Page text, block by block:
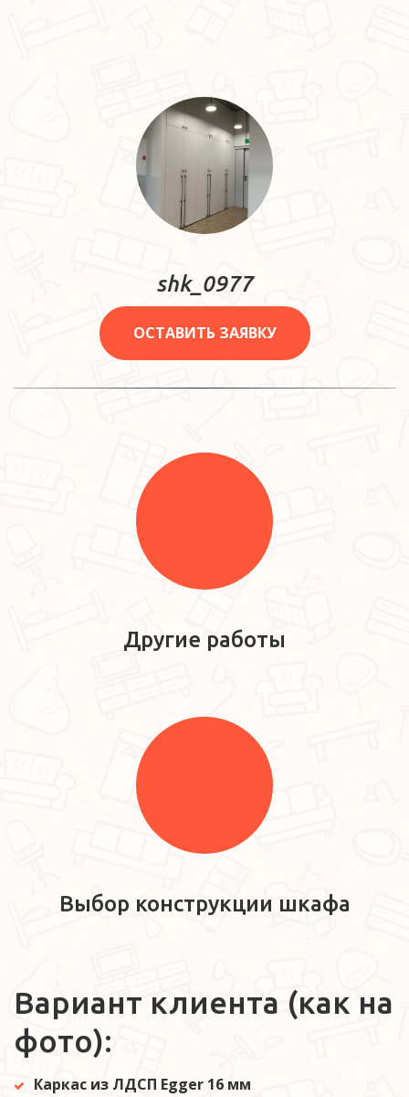
shk_0977
ОСТАВИТЬ ЗАЯВКУ
Другие работы
Выбор конструкции шкафа
Вариант клиента (как на
фото):
Каркас из ЛДСП Egger 16 мм